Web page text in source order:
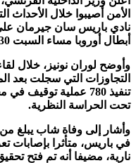
أصيبوا خلال الأحداث
باريس سان جيرمان على
أوروبا مساء السبت 30 ماي.
التي سجلت بعد
الحراسة النظرية.
متأثرا بإصابات
مضيفا أنه تم فتح تحقيق